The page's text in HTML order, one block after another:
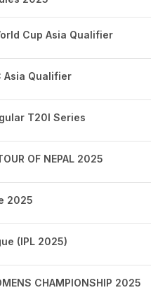
Cup Asia Qualifier
Asia Qualifier
T20I Series
OF NEPAL 2025
2025
(IPL 2025)
CHAMPIONSHIP 2025